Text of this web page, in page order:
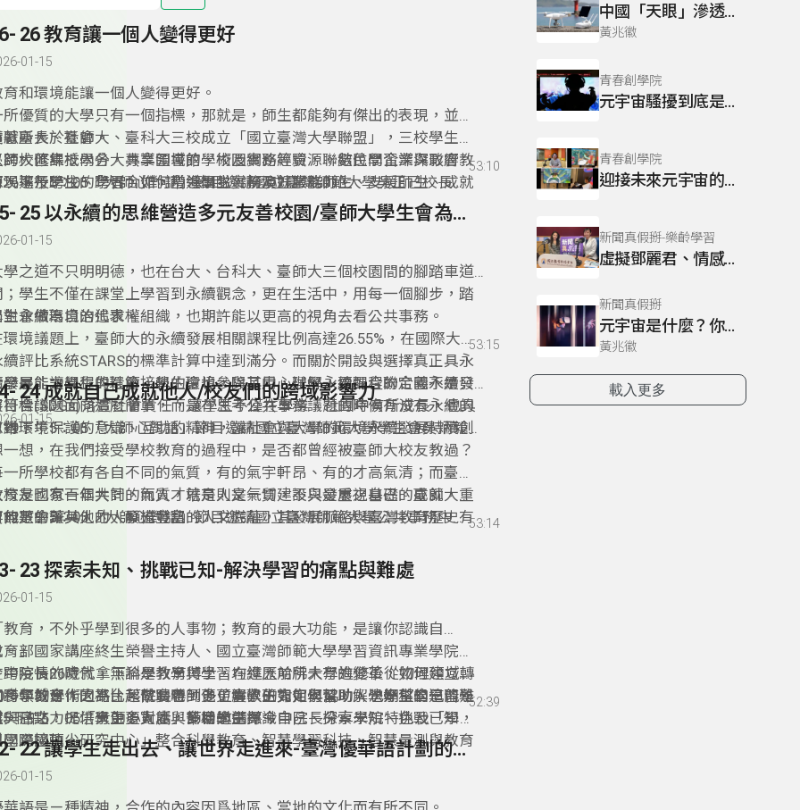
26 教育讓一個人變得更好
01-15
育和環境能讓一個人變得更好。
所優質的大學只有一個指標，那就是，師生都能夠有傑出的表現，並能
獻所長於社會。
著臺大、臺師大、臺科大三校成立「國立臺灣大學聯盟」，三校學生可
跨校修課抵學分，共享圖書館、校園網路等資源。數位學習深深影響教
現場及學生的學習，如何帶領團隊，扮演好服務師生、支援師生、成就
生的角色，積極培養學生的國際移動力、推動跨域整合，凝聚卓越優質
友力量。
師大匯集校內各大專業領域的學術及實務經驗，聯結民間企業與政府資
，進行跨校、跨界合作，增進學生實務及就業能力。
下午5：05「大師心對話」節目邀請國立臺灣師範大學吳正己校長分
大學人才培育、落實教學創新，搭起臺灣與國際社會的橋樑，將臺灣的
育能量帶向全球，為教育建立新的世紀典範。從臺師大百年來自我超越
數位轉型與時俱進的專業發展歷程，聽見臺灣教育發展的軌跡與藍圖。
53:10
25- 25 以永續的思維營造多元友善校園/臺師大學生會為環境改善盡一份心力
01-15
學之道不只明明德，也在台大、台科大、臺師大三個校園間的腳踏車道
；學生不僅在課堂上學習到永續觀念，更在生活中，用每一個腳步，踏
對永續環境的追求。
生會做為自治代表權組織，也期許能以更高的視角去看公共事務。
環境議題上，臺師大的永續發展相關課程比例高達26.55%，在國際大學
續評比系統STARS的標準計算中達到滿分。而關於開設與選擇真正具永
發展能力課程的環節，學生會也參與其中，理解永續課程的定義不是只
符合議題面向這麼簡單，而是在思考公共事務議題的時候有沒有永續的
維。
學是能讓學生與社會接軌的環境，除了用心辦學，更配合聯合國永續發
目標(SDGs)落實社會責任，讓學生不僅在學業、社團中有所成長，也具
對環境保護的意識、互助的精神，讓社會與大學的環境永續發展持續創
。臺師大有組織完善的永續發展中心與學生會永續發展部門，持續追蹤
關議題，讓永續的重要性能被師生看見，更被世界看見。學生會在校內
求學生權利與福利之際，也能承擔起屬於自己的責任、高舉認同的價
，積極發聲與信念實踐，為環境改善盡一份心力。
下午5：05「大師心對話」節目邀請國立臺灣師範大學學生會吳炳毅、
輝倫會長、學生權利部部長王瑞辰、以及永續組組長陳宏駿，一起分享
與學生會的起心動念，個人的學習轉變，如何代表學生與師長溝通，營
多元友善校園，積極推廣校園永續觀念，倡議「塑可而止」減塑行動、
作蔬食地圖等相關計畫與理念。
53:15
24 成就自己成就他人/校友們的跨域影響力
01-15
一想，在我們接受學校教育的過程中，是否都曾經被臺師大校友教過？
一所學校都有各自不同的氣質，有的氣宇軒昂、有的才高氣清；而臺師
校友也有一個共同的氣質，就是人文氣質，不只是重視自己的成就，重
的是會讓其他的人發光發熱。
育是國家百年大計，而人才培育則是一切建設與發展之基礎。臺師大培
無數的菁英人才、厚植豐富的人文底蘊，其發展脈絡與臺灣教育歷史有
，其中國中校長占全國 34.7%、高中職校長占全國 44.4%、大專院校
長佔全國 12.6%，對臺灣教育有著深遠的影響。
下午5：05「大師心對話」節目邀請國立臺灣師範大學公共事務中心
基金會李遠董事長(作家小野)，台灣童心創意行動協會（DFC台灣）創
人許芯瑋，分享校友在各行各業的跨域影響力，近百年來在教育領域的
勤耕耘，將臺灣的教育能量帶向全球，為教育建立新的世紀典範。
53:14
23 探索未知、挑戰已知-解決學習的痛點與難處
01-15
教育，不外乎學到很多的人事物；教育的最大功能，是讓你認識自
。」
育部國家講座終生榮譽主持人、國立臺灣師範大學學習資訊專業學院蔡
中院長26歲就拿下科學教育博士，在進入哈佛大學進修後從物理領域轉
科學教育，因為比起做實驗，他更喜歡研究如何幫助人學好科學這門學
。
跨疫情的時代，無論是教學與學習均經歷前所未有的變革，如何建立一
跨領域合作的平台，幫助老師更了解學生如何學習，解決學生的學習難
與痛點，提供學生更寬廣與多樣的選擇。
多年的學術之路，蔡院長得到多位貴人的肯定與協助，也期望自己能貢
一己之力，培育更多人才，幫助學生認識自己、探索未知、挑戰已知，
國際接軌。
下午5：05「大師心對話」節目邀請蔡今中院長分享學院特色及「學習
學跨國頂尖研究中心」整合科學教育、智慧學習科技、智慧量測與教育
數據、教育神經科學四大主軸，結合全校能量，解決學習成就落差、提
師資培育品質、提振教育產業等教育議題。
52:39
22- 22 讓學生走出去、讓世界走進來-臺灣優華語計劃的發展與實踐
01-15
中國「天眼」滲透臺灣！「貼牌」陸製監視器遍布台灣街頭，隱私全都露？新科技越炫越好「賣」？
黃兆徽
青春創學院
元宇宙騷擾到底是否構成騷擾？
青春創學院
迎接未來元宇宙的影像設計師
新聞真假掰-樂齡學習
虛擬鄧麗君、情感葬儀社、元宇宙試衣間！
新聞真假掰
元宇宙是什麼？你準備好登入了嗎？沉浸式體驗能增進人類幸福感？AI人工智慧全面擴及生活各層面，有哪些倫理課題？
黃兆徽
載入更多